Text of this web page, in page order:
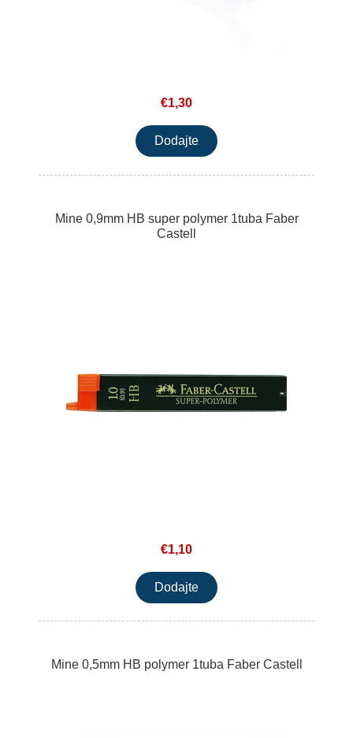
€1,30
Mine 0,9mm HB super polymer 1tuba Faber
Castell
€1,10
Mine 0,5mm HB polymer 1tuba Faber Castell